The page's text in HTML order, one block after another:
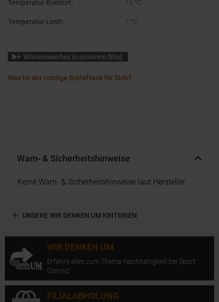
Temperatur Komfort: 11 °C
Temperatur Limit: 7 °C
Wissenswertes in unserem Blog
Was ist der richtige Schlafsack für Dich?
Warn- & Sicherheitshinweise
Keine Warn- & Sicherheitshinweise laut Hersteller.
UNSERE WIR DENKEN UM KRITERIEN
WIR DENKEN UM
Erfahre alles zum Thema Nachhaltigkeit bei Sport
Conrad.
FILIALABHOLUNG